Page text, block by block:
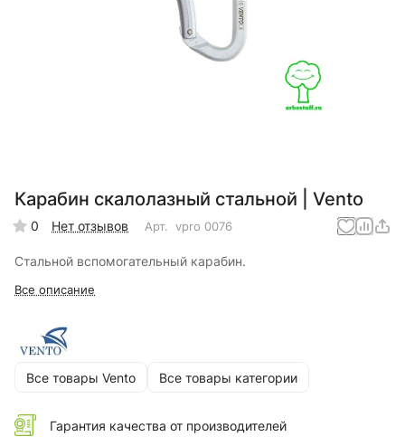
Карабин скалолазный стальной | Vento
0 Нет отзывов Арт. vpro 0076
Стальной вспомогательный карабин.
Все описание
Все товары Vento Все товары категории
Гарантия качества от производителей